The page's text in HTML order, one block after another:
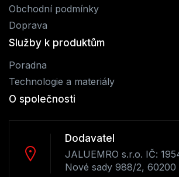
Obchodní podmínky
Doprava
Služby k produktům
Poradna
Technologie a materiály
O společnosti
Dodavatel
JALUEMRO s.r.o. IČ:
Nové sady 988/2, 60200